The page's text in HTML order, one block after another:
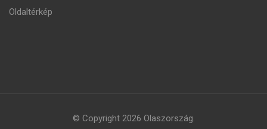
Oldaltérkép
© Copyright 2026 Olaszország.